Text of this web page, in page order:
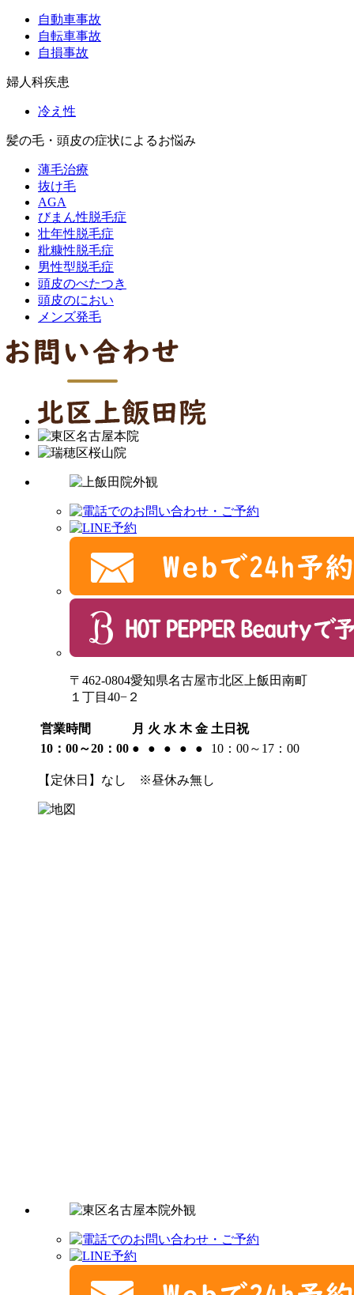
自動車事故
自転車事故
自損事故
婦人科疾患
冷え性
髪の毛・頭皮の症状によるお悩み
薄毛治療
抜け毛
AGA
びまん性脱毛症
壮年性脱毛症
粃糠性脱毛症
男性型脱毛症
頭皮のべたつき
頭皮のにおい
メンズ発毛
〒462-0804愛知県名古屋市北区上飯田南町
１丁目40−２
営業時間 月 火 水 木 金 土日祝
10：00～20：00 ● ● ● ● ● 10：00～17：00
【定休日】なし ※昼休み無し